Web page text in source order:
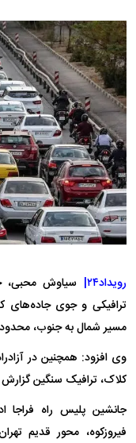
رویداد۲۴|
سیاوش محبی،
ترافیکی و جوی جاده‌های
مسیر شمال به جنوب،
وی افزود: همچنین در
کلاک، ترافیک سنگین
جانشین پلیس راه فراجا
فیروزکوه، محور قدیم